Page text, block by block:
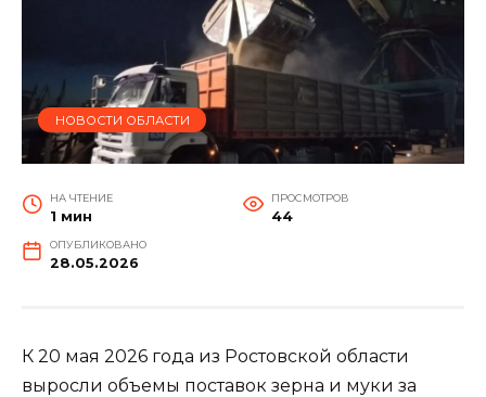
НОВОСТИ ОБЛАСТИ
НА ЧТЕНИЕ
1 мин
ПРОСМОТРОВ
44
ОПУБЛИКОВАНО
28.05.2026
К 20 мая 2026 года из Ростовской области
выросли объемы поставок зерна и муки за